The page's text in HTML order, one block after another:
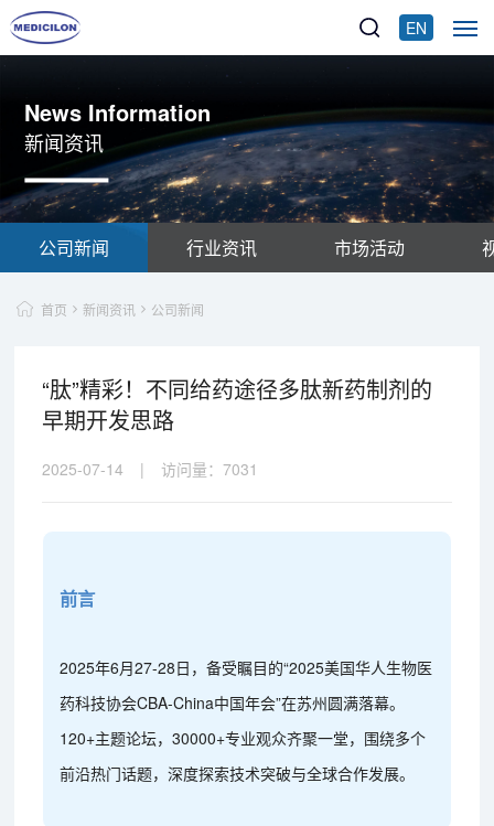
EN
News Information
新闻资讯
公司新闻 行业资讯 市场活动
首页 新闻资讯 公司新闻
“肽”精彩！不同给药途径多肽新药制剂的
早期开发思路
2025-07-14 | 访问量：7031
前言
2025年6月27-28日，备受瞩目的“2025美国华人生物医
药科技协会CBA-China中国年会”在苏州圆满落幕。
120+主题论坛，30000+专业观众齐聚一堂，围绕多个
前沿热门话题，深度探索技术突破与全球合作发展。